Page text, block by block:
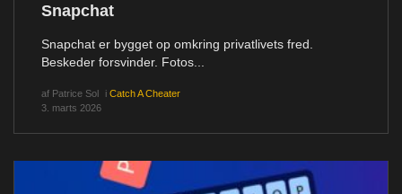
Snapchat
Snapchat er bygget op omkring privatlivets fred.
Beskeder forsvinder. Fotos...
af Patrice Sol i Catch A Cheater
3. marts 2026